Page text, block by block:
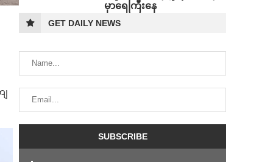
မှာရေကြီးနေ
GET DAILY NEWS